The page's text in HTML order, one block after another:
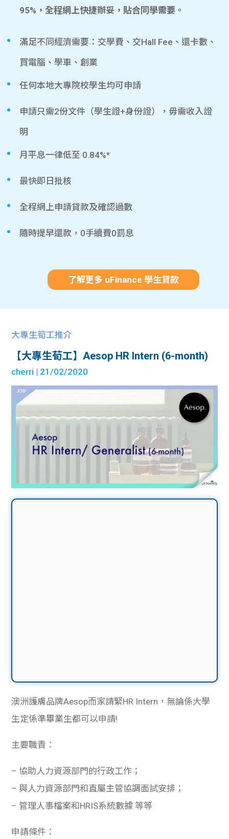
95%，全程網上快捷辦妥，貼合同學需要。
滿足不同經濟需要：交學費、交Hall Fee、還卡數、
買電腦、學車、創業
任何本地大專院校學生均可申請
申請只需2份文件（學生證+身份證），毋需收入證
明
月平息一律低至 0.84%*
最快即日批核
全程網上申請貸款及確認過數
隨時提早還款，0手續費0罰息
了解更多 uFinance 學生貸款
大專生筍工推介
【大專生荀工】Aesop HR Intern (6-month)
cherri | 21/02/2020
澳洲護膚品牌Aesop而家請緊HR Intern，無論係大學
生定係準畢業生都可以申請!
主要職責：
– 協助人力資源部門的行政工作；
– 與人力資源部門和直屬主管協調面試安排；
– 管理人事檔案和HRIS系統數據 等等
申請條件：